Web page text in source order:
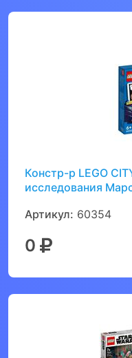
Констр-р LEGO
исследования
Артикул: 60354
0